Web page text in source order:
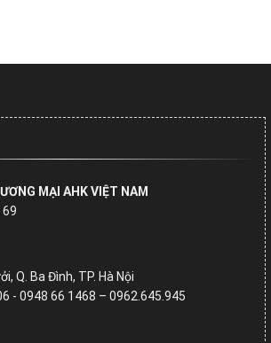
MẠI AHK VIỆT NAM
69
Q. Ba Đình, TP. Hà Nội
- 0948 66 1468 – 0962.645.945